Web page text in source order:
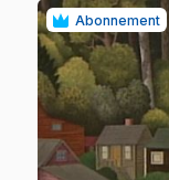
Abonnement